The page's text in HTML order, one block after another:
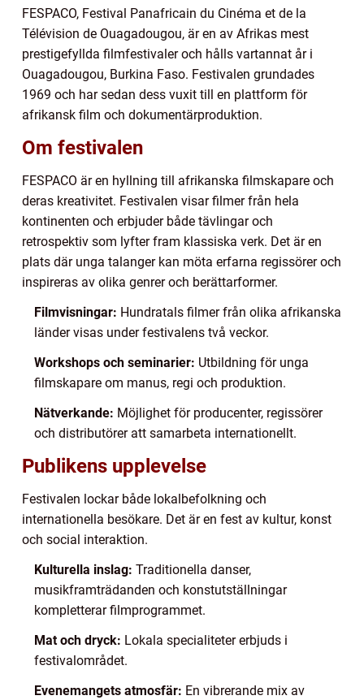
FESPACO, Festival Panafricain du Cinéma et de la
Télévision de Ouagadougou, är en av Afrikas mest
prestigefyllda filmfestivaler och hålls vartannat år i
Ouagadougou, Burkina Faso. Festivalen grundades
1969 och har sedan dess vuxit till en plattform för
afrikansk film och dokumentärproduktion.
Om festivalen
FESPACO är en hyllning till afrikanska filmskapare och
deras kreativitet. Festivalen visar filmer från hela
kontinenten och erbjuder både tävlingar och
retrospektiv som lyfter fram klassiska verk. Det är en
plats där unga talanger kan möta erfarna regissörer och
inspireras av olika genrer och berättarformer.
Filmvisningar: Hundratals filmer från olika afrikanska
länder visas under festivalens två veckor.
Workshops och seminarier: Utbildning för unga
filmskapare om manus, regi och produktion.
Nätverkande: Möjlighet för producenter, regissörer
och distributörer att samarbeta internationellt.
Publikens upplevelse
Festivalen lockar både lokalbefolkning och
internationella besökare. Det är en fest av kultur, konst
och social interaktion.
Kulturella inslag: Traditionella danser,
musikframträdanden och konstutställningar
kompletterar filmprogrammet.
Mat och dryck: Lokala specialiteter erbjuds i
festivalområdet.
Evenemangets atmosfär: En vibrerande mix av